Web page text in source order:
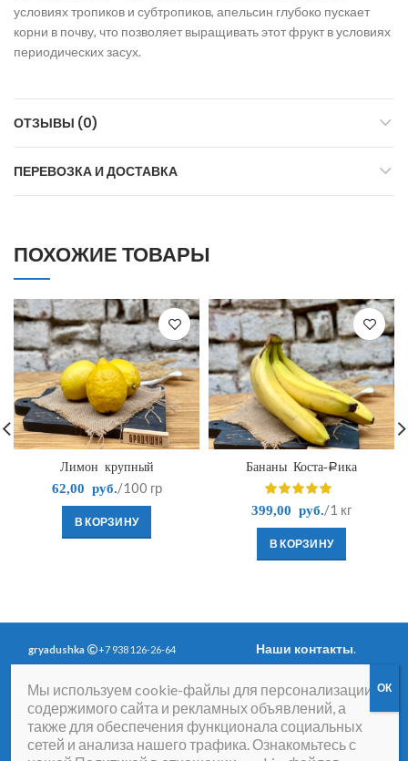
условиях тропиков и субтропиков, апельсин глубоко пускает
корни в почву, что позволяет выращивать этот фрукт в условиях
периодических засух.
ОТЗЫВЫ (0)
ПЕРЕВОЗКА И ДОСТАВКА
ПОХОЖИЕ ТОВАРЫ
Лимон крупный
62,00 руб. /100 гр
В КОРЗИНУ
Бананы Коста-Рика
399,00 руб. /1 кг
В КОРЗИНУ
gryadushka +7 938 126-26-64 Наши контакты.
конфиденциальности.
Согласие на получение
рассылки рекламно-
информационных
материалов
Мы используем cookie-файлы для персонализации
содержимого сайта и рекламных объявлений, а
также для обеспечения функционала социальных
сетей и анализа нашего трафика. Ознакомьтесь с